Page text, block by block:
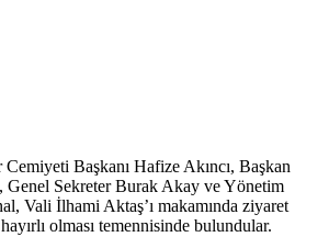
Başkanı Hafize Akıncı, Başkan
Genel Sekreter Burak Akay ve Yönetim
Vali İlhami Aktaş’ı makamında ziyaret
olması temennisinde bulundular.